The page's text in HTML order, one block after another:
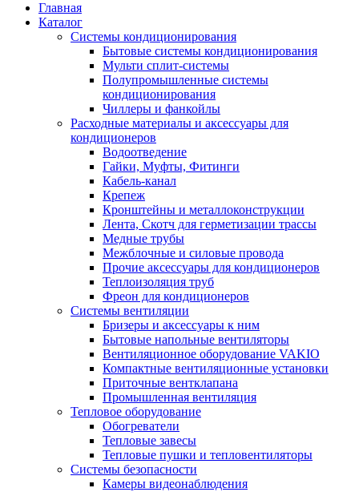
Главная
Каталог
Системы кондиционирования
Бытовые системы кондиционирования
Мульти сплит-системы
Полупромышленные системы
кондиционирования
Чиллеры и фанкойлы
Расходные материалы и аксессуары для
кондиционеров
Водоотведение
Гайки, Муфты, Фитинги
Кабель-канал
Крепеж
Кронштейны и металлоконструкции
Лента, Скотч для герметизации трассы
Медные трубы
Межблочные и силовые провода
Прочие аксессуары для кондиционеров
Теплоизоляция труб
Фреон для кондиционеров
Системы вентиляции
Бризеры и аксессуары к ним
Бытовые напольные вентиляторы
Вентиляционное оборудование VAKIO
Компактные вентиляционные установки
Приточные вентклапана
Промышленная вентиляция
Тепловое оборудование
Обогреватели
Тепловые завесы
Тепловые пушки и тепловентиляторы
Системы безопасности
Камеры видеонаблюдения